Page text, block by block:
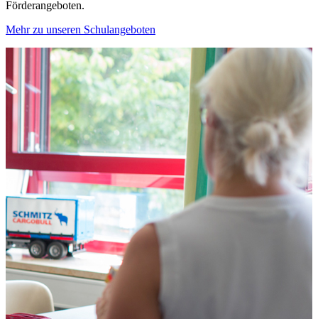
Förderangeboten.
Mehr zu unseren Schulangeboten